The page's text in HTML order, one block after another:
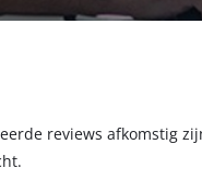
reviews afkomstig